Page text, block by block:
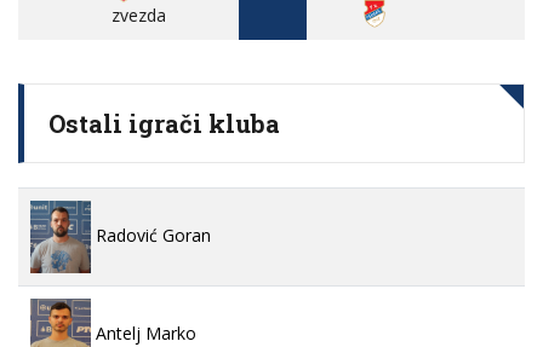
zvezda
Ostali igrači kluba
Radović Goran
Antelj Marko